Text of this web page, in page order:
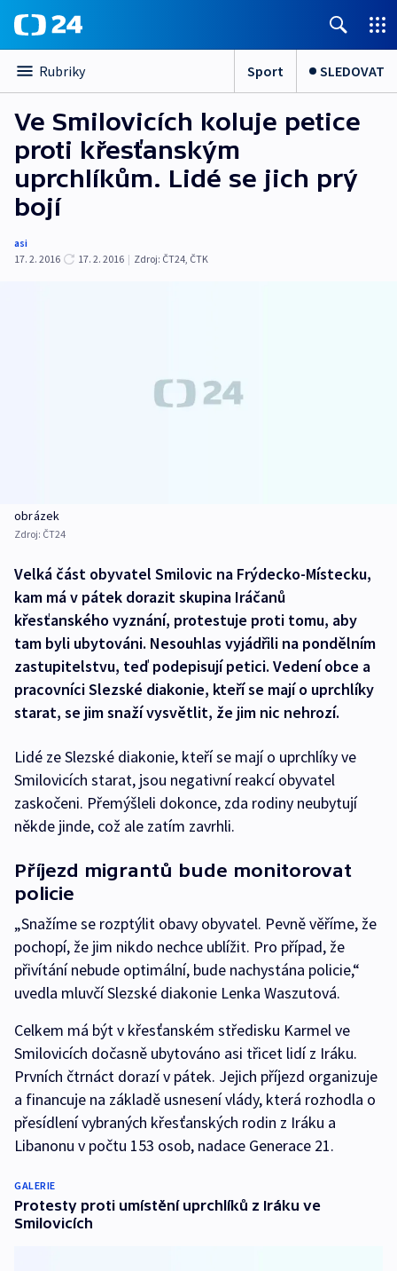
Rubriky Sport SLEDOVAT
Ve Smilovicích koluje petice
proti křesťanským
uprchlíkům. Lidé se jich prý
bojí
asi
17. 2. 2016
17. 2. 2016 | Zdroj: ČT24, ČTK
obrázek
Zdroj: ČT24
Velká část obyvatel Smilovic na Frýdecko-Místecku,
kam má v pátek dorazit skupina Iráčanů
křesťanského vyznání, protestuje proti tomu, aby
tam byli ubytováni. Nesouhlas vyjádřili na pondělním
zastupitelstvu, teď podepisují petici. Vedení obce a
pracovníci Slezské diakonie, kteří se mají o uprchlíky
starat, se jim snaží vysvětlit, že jim nic nehrozí.
Lidé ze Slezské diakonie, kteří se mají o uprchlíky ve
Smilovicích starat, jsou negativní reakcí obyvatel
zaskočeni. Přemýšleli dokonce, zda rodiny neubytují
někde jinde, což ale zatím zavrhli.
Příjezd migrantů bude monitorovat
policie
„Snažíme se rozptýlit obavy obyvatel. Pevně věříme, že
pochopí, že jim nikdo nechce ublížit. Pro případ, že
přivítání nebude optimální, bude nachystána policie,“
uvedla mluvčí Slezské diakonie Lenka Waszutová.
Celkem má být v křesťanském středisku Karmel ve
Smilovicích dočasně ubytováno asi třicet lidí z Iráku.
Prvních čtrnáct dorazí v pátek. Jejich příjezd organizuje
a financuje na základě usnesení vlády, která rozhodla o
přesídlení vybraných křesťanských rodin z Iráku a
Libanonu v počtu 153 osob, nadace Generace 21.
GALERIE
Protesty proti umístění uprchlíků z Iráku ve
Smilovicích